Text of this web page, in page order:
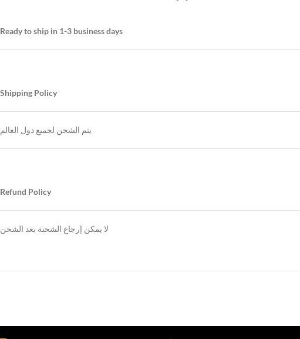
Ready to ship in 1-3 business days
Shipping Policy
يتم الشحن لجميع دول العالم
Refund Policy
لا يمكن إرجاع الشحنة بعد الشحن